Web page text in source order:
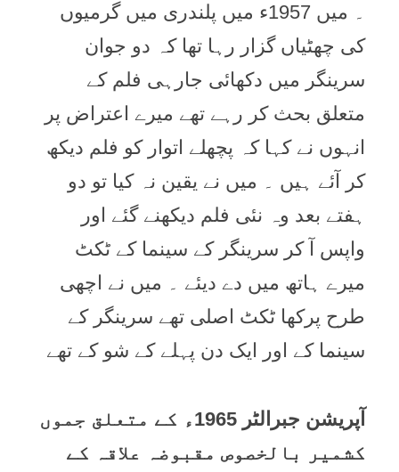
۔ میں 1957ء میں پلندری میں گرمیوں
کی چھٹیاں گزار رہا تھا کہ دو جوان
سرینگر میں دکھائی جارہی فلم کے
متعلق بحث کر رہے تھے میرے اعتراض پر
انہوں نے کہا کہ پچھلے اتوار کو فلم دیکھ
کر آئے ہیں ۔ میں نے یقین نہ کیا تو دو
ہفتے بعد وہ نئی فلم دیکھنے گئے اور
واپس آ کر سرینگر کے سینما کے ٹکٹ
میرے ہاتھ میں دے دیئے ۔ میں نے اچھی
طرح پرکھا ٹکٹ اصلی تھے سرینگر کے
سینما کے اور ایک دن پہلے کے شو کے تھے
آپریشن جبرالٹر 1965ء کے متعلق جموں
کشمیر بالخصوص مقبوضہ علاقہ کے